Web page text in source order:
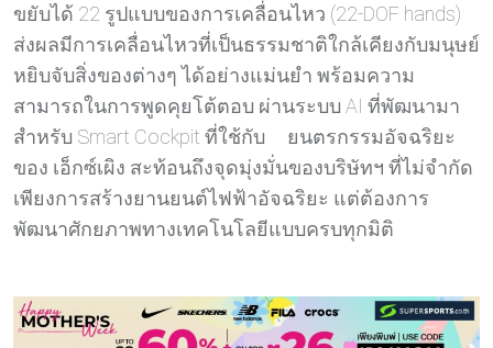
ขยับได้ 22 รูปแบบของการเคลื่อนไหว (22-DOF hands)
ส่งผลมีการเคลื่อนไหวที่เป็นธรรมชาติใกล้เคียงกับมนุษย์
หยิบจับสิ่งของต่างๆ ได้อย่างแม่นยำ พร้อมความ
สามารถในการพูดคุยโต้ตอบ ผ่านระบบ AI ที่พัฒนามา
สำหรับ Smart Cockpit ที่ใช้กับ ยนตรกรรมอัจฉริยะ
ของ เอ็กซ์เผิง สะท้อนถึงจุดมุ่งมั่นของบริษัทฯ ที่ไม่จำกัด
เพียงการสร้างยานยนต์ไฟฟ้าอัจฉริยะ แต่ต้องการ
พัฒนาศักยภาพทางเทคโนโลยีแบบครบทุกมิติ